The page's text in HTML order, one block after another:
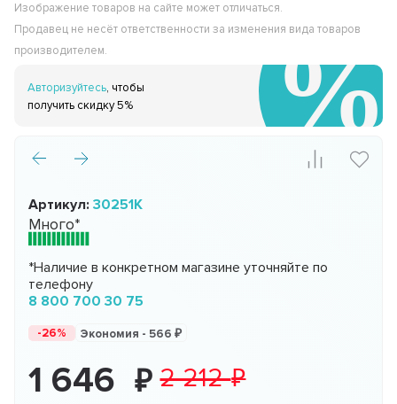
Изображение товаров на сайте может отличаться.
Продавец не несёт ответственности за изменения вида товаров
производителем.
Авторизуйтесь, чтобы
получить скидку 5%
Артикул:30251K
Много*
*Наличие в конкретном магазине уточняйте по
телефону
8 800 700 30 75
-26% Экономия - 566
1 646 2 212